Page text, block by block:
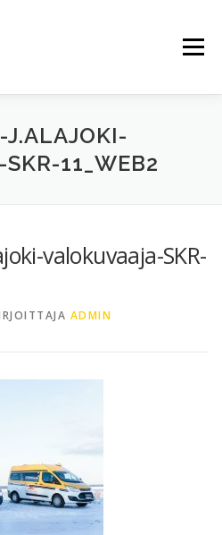
Valikko
OTA YHTEYTTÄ
J.ALAJOKI-
11_WEB2
valokuvaaja-SKR-
ADMIN